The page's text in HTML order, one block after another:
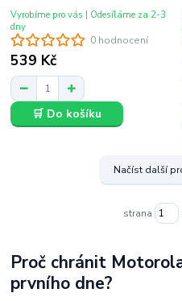
0 hodnocení
539 Kč
Vyrobíme pro vás | Odesíláme za 2-3
dny
🛒 Do košíku
Načíst další
strana
Proč chránit
prvního dne?